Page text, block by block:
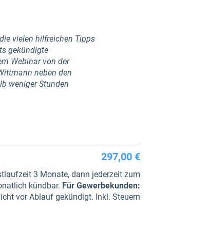
vielen hilfreichen Tipps
gekündigte
Webinar von der
neben den
weniger Stunden
297,00 €
3 Monate, dann jederzeit zum
kündbar. Für Gewerbe­kunden:
vor Ablauf gekündigt. Inkl. Steuern